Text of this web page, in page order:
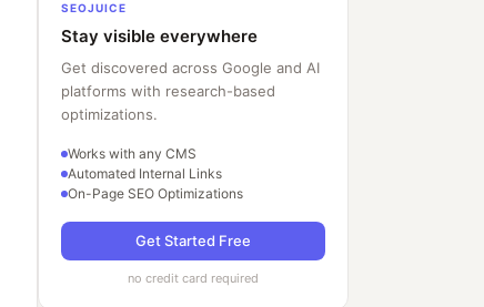
SEOJUICE
Stay visible everywhere
Get discovered across Google and AI
platforms with research-based
optimizations.
Works with any CMS
Automated Internal Links
On-Page SEO Optimizations
Get Started Free
no credit card required